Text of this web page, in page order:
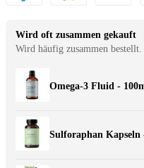
Wird oft zusammen gekauft
Wird häufig zusammen bestellt.
Omega-3 Fluid -
Sulforaphan Kapseln